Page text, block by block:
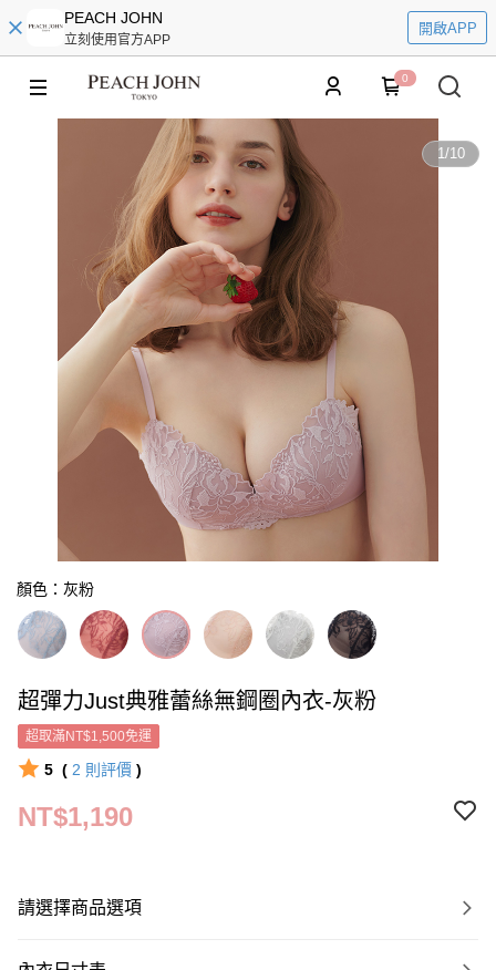
PEACH JOHN
立刻使用官方APP
開啟APP
0
1/10
顏色：灰粉
超彈力Just典雅蕾絲無鋼圈內衣-灰粉
超取滿NT$1,500免運
5 ( 2 則評價 )
NT$1,190
請選擇商品選項